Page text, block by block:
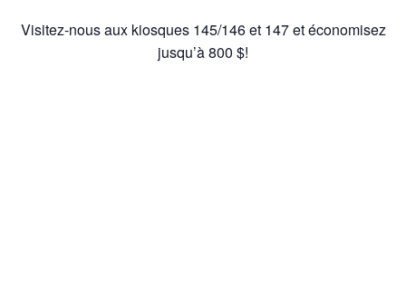
Visitez-nous aux kiosques 145/146 et 147 et économisez
jusqu’à 800 $!